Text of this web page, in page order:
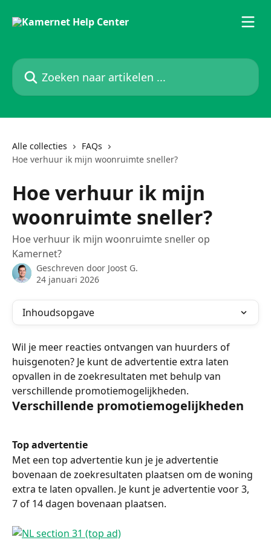
Zoeken naar artikelen ...
Alle collecties
FAQs
Hoe verhuur ik mijn woonruimte sneller?
Hoe verhuur ik mijn
woonruimte sneller?
Hoe verhuur ik mijn woonruimte sneller op
Kamernet?
Geschreven door Joost G.
24 januari 2026
Inhoudsopgave
Wil je meer reacties ontvangen van huurders of
huisgenoten? Je kunt de advertentie extra laten
opvallen in de zoekresultaten met behulp van
verschillende promotiemogelijkheden.
Verschillende promotiemogelijkheden
Top advertentie
Met een top advertentie kun je je advertentie
bovenaan de zoekresultaten plaatsen om de woning
extra te laten opvallen. Je kunt je advertentie voor 3,
7 of 14 dagen bovenaan plaatsen.